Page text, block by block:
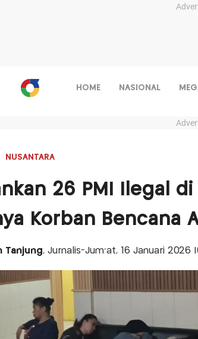
HOME NASIONAL
NUSANTARA
26 PMI Ilegal di
Korban Bencana
Tanjung, Jurnalis-Jum'at, 16 Januari 2026